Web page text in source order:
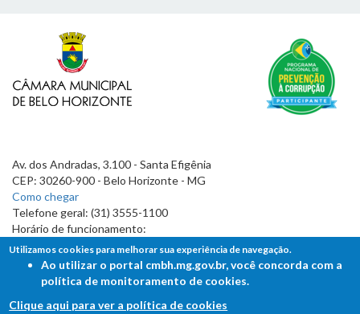
Av. dos Andradas, 3.100 - Santa Efigênia
CEP: 30260-900 - Belo Horizonte - MG
Como chegar
Telefone geral: (31) 3555-1100
Horário de funcionamento:
7h às 19h
Utilizamos cookies para melhorar sua experiência de navegação.
Ao utilizar o portal cmbh.mg.gov.br, você concorda com a
política de monitoramento de cookies.
Clique aqui para ver a política de cookies